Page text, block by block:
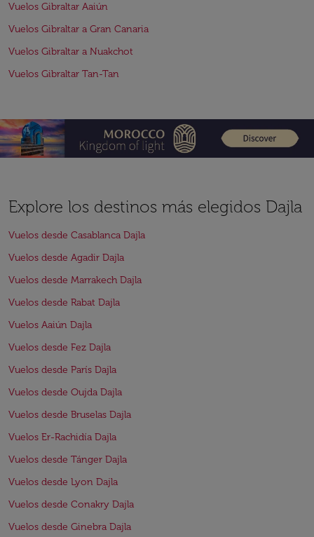
Vuelos Gibraltar Aaiún
Vuelos Gibraltar a Gran Canaria
Vuelos Gibraltar a Nuakchot
Vuelos Gibraltar Tan-Tan
Explore los destinos más elegidos Dajla
Vuelos desde Casablanca Dajla
Vuelos desde Agadir Dajla
Vuelos desde Marrakech Dajla
Vuelos desde Rabat Dajla
Vuelos Aaiún Dajla
Vuelos desde Fez Dajla
Vuelos desde París Dajla
Vuelos desde Oujda Dajla
Vuelos desde Bruselas Dajla
Vuelos Er-Rachidía Dajla
Vuelos desde Tánger Dajla
Vuelos desde Lyon Dajla
Vuelos desde Conakry Dajla
Vuelos desde Ginebra Dajla